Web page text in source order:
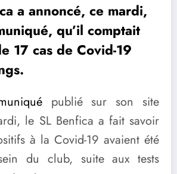
a annoncé, ce mardi,
qu’il comptait
17 cas de Covid-19
publié sur son site
le SL Benfica a fait savoir
à la Covid-19 avaient été
du club, suite aux tests